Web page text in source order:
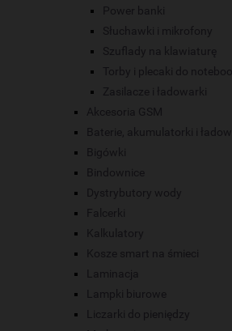
Power banki
Słuchawki i mikrofony
Szuflady na klawiaturę
Torby i plecaki do
Zasilacze i ładowarki
Akcesoria GSM
Baterie, akumulatorki i
Bigówki
Bindownice
Dystrybutory wody
Falcerki
Kalkulatory
Kosze smart na śmieci
Laminacja
Lampki biurowe
Liczarki do pieniędzy